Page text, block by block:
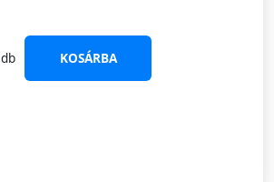
db
KOSÁRBA